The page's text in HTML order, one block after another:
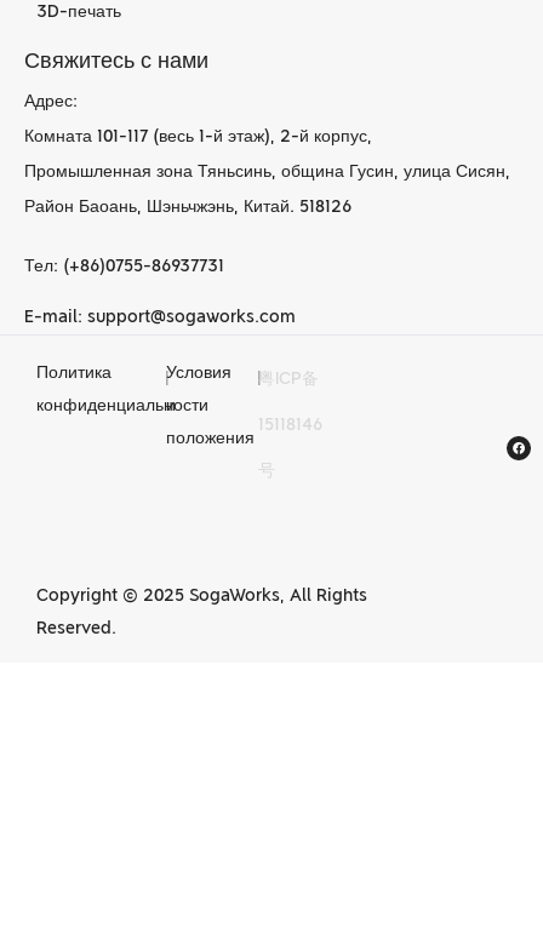
3D-печать
Свяжитесь с нами
Адрес:
Комната 101-117 (весь 1-й этаж), 2-й корпус,
Промышленная зона Тяньсинь, община Гусин, улица Сисян,
Район Баоань, Шэньчжэнь, Китай. 518126
Тел: (+86)0755-86937731
E-mail: support@sogaworks.com
Политика
конфиденциальности
|Условия
и
положения
粤ICP备
15118146
号
Copyright © 2025 SogaWorks, All Rights
Reserved.